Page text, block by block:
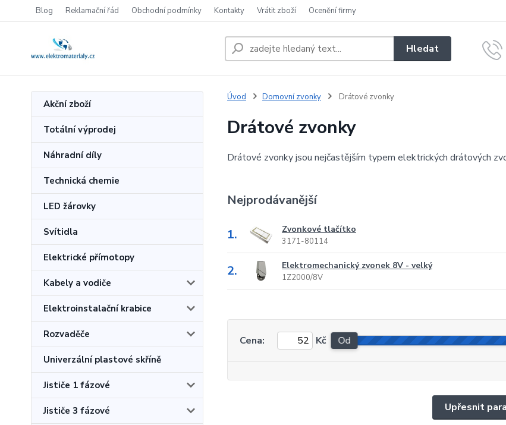
Blog Reklamační řád Obchodní podmínky Kontakty Vrátit zboží Ocenění firmy
Hledat
Akční zboží
Totální výprodej
Náhradní díly
Technická chemie
LED žárovky
Svítidla
Elektrické přímotopy
Kabely a vodiče
Elektroinstalační krabice
Rozvaděče
Univerzální plastové skříně
Jističe 1 fázové
Jističe 3 fázové
Úvod Domovní zvonky Drátové zvonky
Drátové zvonky
Drátové zvonky jsou nejčastějším typem elektrických drátových
Nejprodávanější
1. Zvonkové tlačítko
3171-80114
2. Elektromechanický zvonek 8V - velký
1Z2000/8V
Upřesnit
Cena: Kč Od